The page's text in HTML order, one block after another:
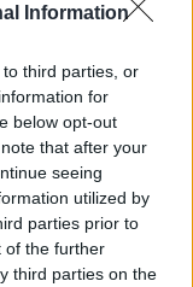
Information
third parties, or
for
below opt-out
that after your
seeing
utilized by
parties prior to
of the further
third parties on the